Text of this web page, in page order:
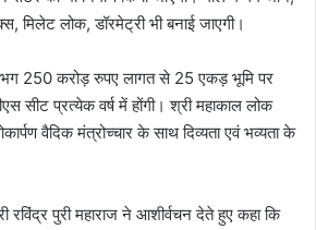
मिलेट लोक, डॉरमेट्री भी बनाई जाएगी।
250 करोड़ रुपए लागत से 25 एकड़ भूमि पर
सीट प्रत्येक वर्ष में होंगी। श्री महाकाल लोक
वैदिक मंत्रोच्चार के साथ दिव्यता एवं भव्यता के
रविंद्र पुरी महाराज ने आशीर्वचन देते हुए कहा कि